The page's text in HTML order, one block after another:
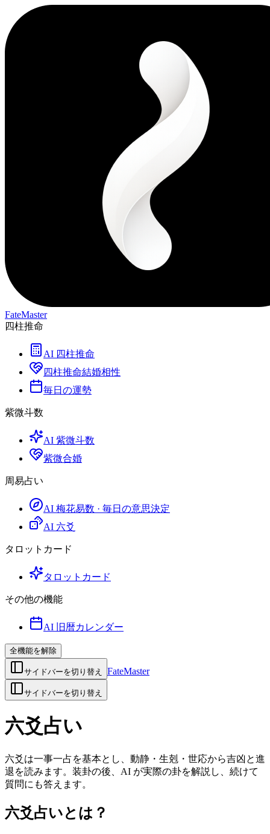
FateMaster
四柱推命
AI 四柱推命
四柱推命結婚相性
毎日の運勢
紫微斗数
AI 紫微斗数
紫微合婚
周易占い
AI 梅花易数 · 毎日の意思決定
AI 六爻
タロットカード
タロットカード
その他の機能
AI 旧暦カレンダー
全機能を解除
サイドバーを切り替え FateMaster
サイドバーを切り替え
六爻占い
六爻は一事一占を基本とし、動静・生剋・世応から吉凶と進
退を読みます。装卦の後、AI が実際の卦を解説し、続けて
質問にも答えます。
六爻占いとは？